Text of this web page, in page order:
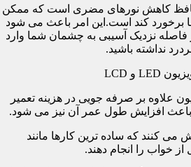
کاهش نورهای مضری است که ممکن
برخورد کند است.این امر باعث می شود
فاصله نزدیک آسیبی به چشمان شما وارد
نداشته باشید.
علاوه بر صرفه جویی در هزینه تعمیر
افزایش طول عمر آن نیز می شود.
می کنند که ساده ترین کارها مانند
خواب را انجام دهند.